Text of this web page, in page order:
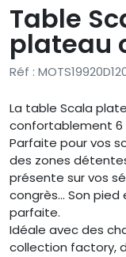
Table
plateau
Réf :
La table Scala
confortablement 6
Parfaite pour vos
des zones
présente sur vos
congrès... Son
parfaite.
Idéale avec des
collection factory,